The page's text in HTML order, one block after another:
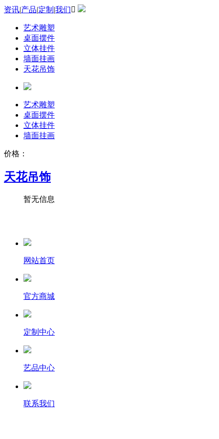
资讯|产品|定制 |我们
艺术雕塑
桌面摆件
立体挂件
墙面挂画
天花吊饰
艺术雕塑
桌面摆件
立体挂件
墙面挂画
价格：
天花吊饰
暂无信息
网站首页
官方商城
定制中心
艺品中心
联系我们